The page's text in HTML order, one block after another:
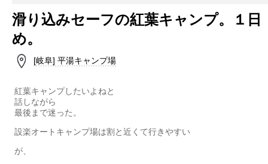
滑り込みセーフの紅葉キャンプ。１日
め。
[岐阜] 平湯キャンプ場
紅葉キャンプしたいよねと
話しながら
最後まで迷った。
設楽オートキャンプ場は割と近くて行きやすい
が、